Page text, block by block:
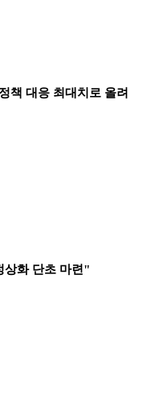
책 대응 최대치로 올려
상화 단초 마련"